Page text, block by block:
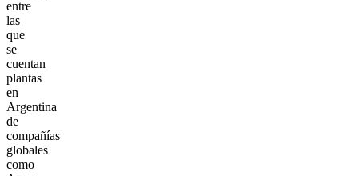
entre
las
que
se
cuentan
plantas
en
Argentina
de
compañías
globales
como